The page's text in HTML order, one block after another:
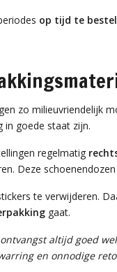
op tijd te
zo milieuvriendelijk
in goede staat zijn.
regelmatig
Deze
te verwijderen.
gaat.
altijd goed
en onnodige